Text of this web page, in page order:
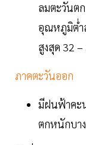
ลมตะวันตก
อุณหภูมิต่ำ
สูงสุด 32 –
ภาคตะวันออก
มีฝนฟ้าคะ
ตกหนักบา